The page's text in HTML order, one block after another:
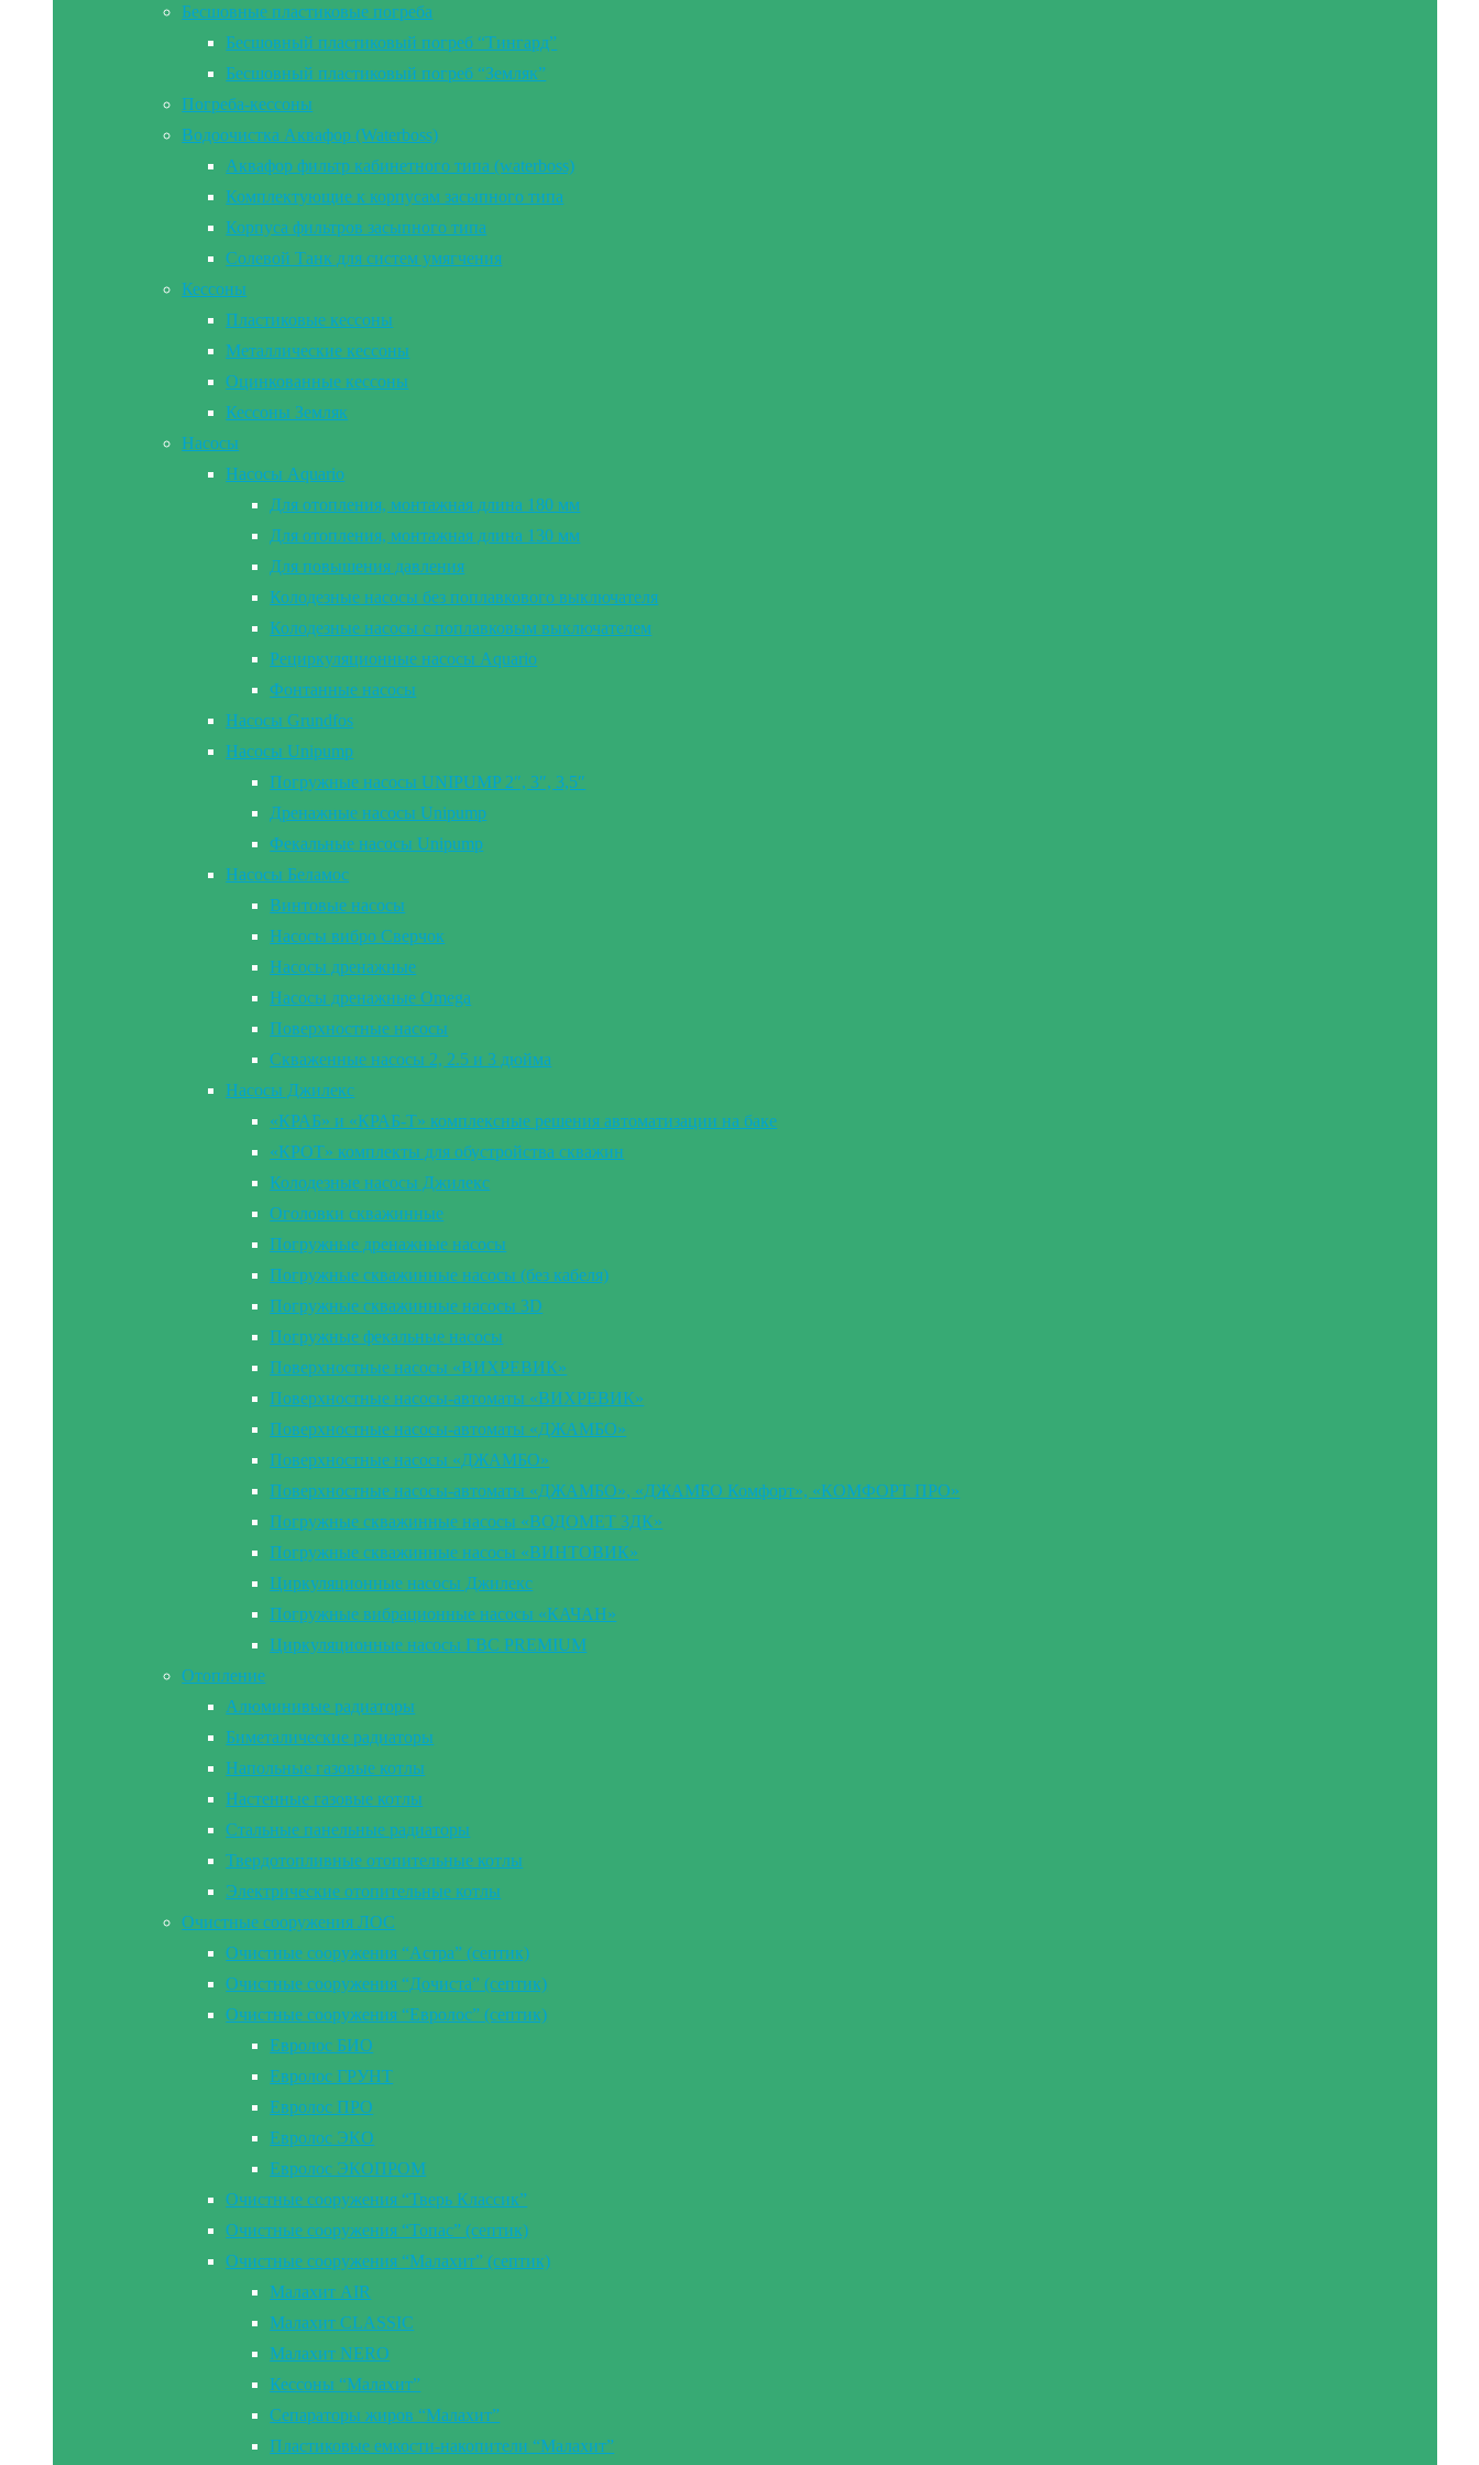
Бесшовные пластиковые погреба
Бесшовный пластиковый погреб “Тингард”
Бесшовный пластиковый погреб “Земляк”
Погреба-кессоны
Водоочистка Аквафор (Waterboss)
Аквафор фильтр кабинетного типа (waterboss)
Комплектующие к корпусам засыпного типа
Корпуса фильтров засыпного типа
Солевой Танк для систем умягчения
Кессоны
Пластиковые кессоны
Металлические кессоны
Оцинкованные кессоны
Кессоны Земляк
Насосы
Насосы Aquario
Для отопления, монтажная длина 180 мм
Для отопления, монтажная длина 130 мм
Для повышения давления
Колодезные насосы без поплавкового выключателя
Колодезные насосы с поплавковым выключателем
Рециркуляционные насосы Aquario
Фонтанные насосы
Насосы Grundfos
Насосы Unipump
Погружные насосы UNIPUMP 2″, 3″, 3,5″
Дренажные насосы Unipump
Фекальные насосы Unipump
Насосы Беламос
Винтовые насосы
Насосы вибро Сверчок
Насосы дренажные
Насосы дренажные Omega
Поверхностные насосы
Скваженные насосы 2, 2.5 и 3 дюйма
Насосы Джилекс
«КРАБ» и «КРАБ-Т» комплексные решения автоматизации на баке
«КРОТ» комплекты для обустройства скважин
Колодезные насосы Джилекс
Оголовки скважинные
Погружные дренажные насосы
Погружные скважинные насосы (без кабеля)
Погружные скважинные насосы 3D
Погружные фекальные насосы
Поверхностные насосы «ВИХРЕВИК»
Поверхностные насосы-автоматы «ВИХРЕВИК»
Поверхностные насосы-автоматы «ДЖАМБО»
Поверхностные насосы «ДЖАМБО»
Поверхностные насосы-автоматы «ДЖАМБО», «ДЖАМБО Комфорт», «КОМФОРТ ПРО»
Погружные скважинные насосы «ВОДОМЕТ 3ДК»
Погружные скважинные насосы «ВИНТОВИК»
Циркуляционные насосы Джилекс
Погружные вибрационные насосы «КАЧАН»
Циркуляционные насосы ГВС PREMIUM
Отопление
Алюминивые радиаторы
Биметалические радиаторы
Напольные газовые котлы
Настенные газовые котлы
Стальные панельные радиаторы
Твердотопливные отопительные котлы
Электрические отопительные котлы
Очистные сооружения ЛОС
Очистные сооружения “Астра” (септик)
Очистные сооружения “Дочиста” (септик)
Очистные сооружения “Евролос” (септик)
Евролос БИО
Евролос ГРУНТ
Евролос ПРО
Евролос ЭКО
Евролос ЭКОПРОМ
Очистные сооружения “Тверь Классик”
Очистные сооружения “Топас” (септик)
Очистные сооружения “Малахит” (септик)
Малахит AIR
Малахит CLASSIC
Малахит NERO
Кессоны “Малахит”
Сепараторы жиров “Малахит”
Пластиковые емкости-накопители “Малахит”